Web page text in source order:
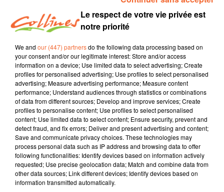
JOURNAL DU LUNDI 03 NOVEMBRE ( MIDI )
Patrice Bémanangy
L'info près de chez vous.
Le cerizéen Benoit Belgy nouveau président de l'U2P
79, l'Union des Entreprises de Proximité et vise la
présidence nationale des charcutiers-traiteurs de
France.
La 3ème promotion bressuiraise de service civique
officiellement lancée la semaine dernière. Elle
comprend 24 jeunes volontaires (Tom et Elodie
entourent le responsable nord deux-sèvres d'Unis Cité ).
La nouvelle revue d'Histoire et Patrimoine du
Bressuirais vient de paraitre. Elle met notamment en
Le respect de votre vie privée est
notre priorité
We and our (447) partnersdo the following data processing based on
your consent and/or our legitimate interest: Store and/or access
information on a device; Use limited data to select advertising; Create
profiles for personalised advertising; Use profiles to select personalised
advertising; Measure advertising performance; Measure content
performance; Understand audiences through statistics or combinations
of data from different sources; Develop and improve services; Create
profiles to personalise content; Use profiles to select personalised
content; Use limited data to select content; Ensure security, prevent and
detect fraud, and fix errors; Deliver and present advertising and content;
Save and communicate privacy choices. These technologies may
process personal data such as IP address and browsing data to offer
following functionalities: Identify devices based on information actively
requested; Use precise geolocation data; Match and combine data from
other data sources; Link different devices; Identify devices based on
information transmitted automatically.